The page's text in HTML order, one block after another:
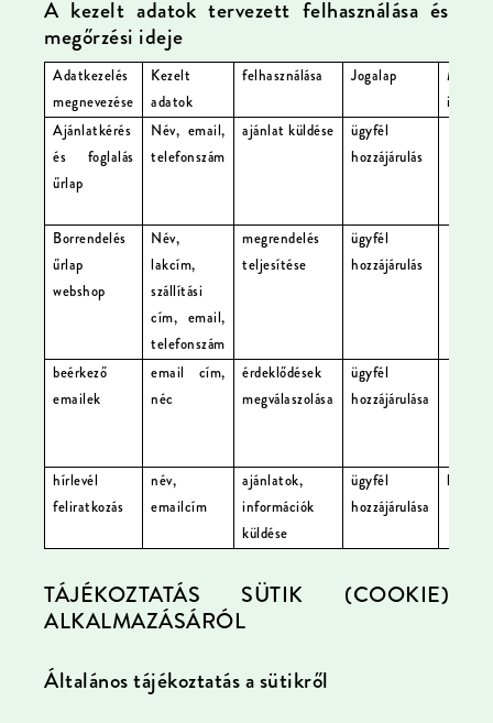
A kezelt adatok tervezett felhasználása és
megőrzési ideje
Adatkezelés
megnevezése
Kezelt
adatok
felhasználása Jogalap
idő
Ajánlatkérés
és foglalás
űrlap
Név, email,
telefonszám
ajánlat küldése
ügyfél
hozzájárulás
Borrendelés
űrlap
webshop
Név,
lakcím,
szállítási
cím, email,
telefonszám
megrendelés
teljesítése
ügyfél
hozzájárulás
beérkező
emailek
email cím,
néc
érdeklődések
megválaszolása
ügyfél
hozzájárulása
hírlevél
feliratkozás
név,
emailcím
ajánlatok,
információk
küldése
ügyfél
hozzájárulása
TÁJÉKOZTATÁS SÜTIK (COOKIE)
ALKALMAZÁSÁRÓL
Általános tájékoztatás a sütikről